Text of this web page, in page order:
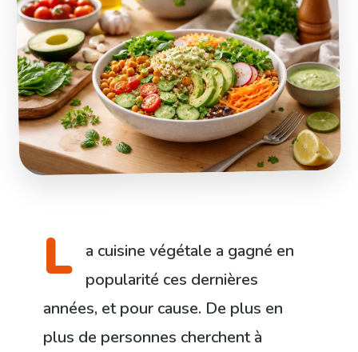
L
a cuisine végétale a gagné en
popularité ces dernières
années, et pour cause. De plus en
plus de personnes cherchent à